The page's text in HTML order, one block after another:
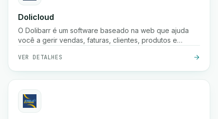
Dolicloud
O Dolibarr é um software baseado na web que ajuda
você a gerir vendas, faturas, clientes, produtos e
VER DETALHES